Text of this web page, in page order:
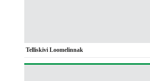
Telliskivi Loomelinnak